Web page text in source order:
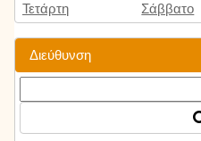
Τετάρτη
Σάββατο
Διεύθυνση